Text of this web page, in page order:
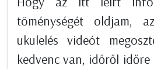
töménységét oldjam,
ukulelés videót
kedvenc van, időről időre